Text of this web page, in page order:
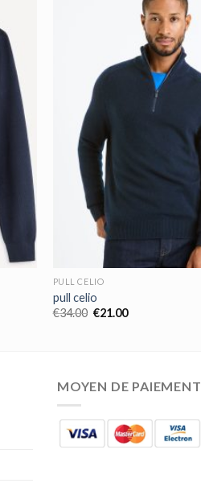
PULL CELIO
pull celio
€34.00 €21.00
MOYEN DE PAIEMENT